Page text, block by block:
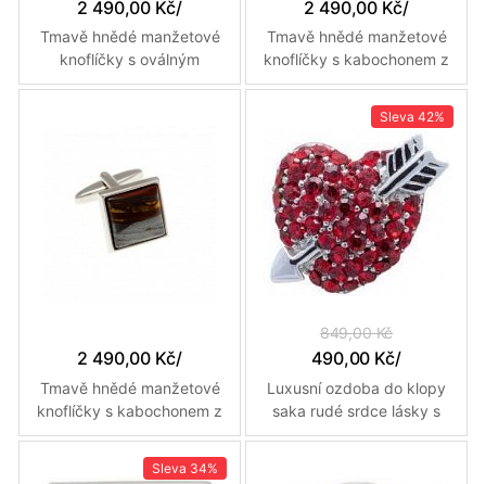
2 490,00 Kč/
Tmavě hnědé manžetové
knoflíčky s oválným
kabochonem z
2 490,00 Kč/
Tmavě hnědé manžetové
knoflíčky s kabochonem z
polodrahokamu Tiger Iron
ve tvaru obdelníku
2 490,00 Kč/
Tmavě hnědé manžetové
knoflíčky s kabochonem z
polodrahokamu Tiger Iron
ve tvaru čtverce
Sleva 42%
849,00 Kč
490,00 Kč/
Luxusní ozdoba do klopy
saka rudé srdce lásky s
šípem Amora s krystaly
Sleva 34%